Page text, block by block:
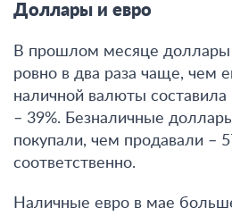
Доллары и евро
В прошлом месяце доллары
ровно в два раза чаще, чем
наличной валюты
– 39%. Безналичные
покупали, чем продавали –
соответственно.
Наличные евро в мае